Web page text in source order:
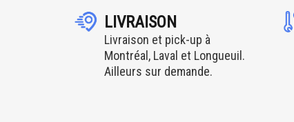
LIVRAISON
Livraison et pick-up à
Montréal, Laval et Longueuil.
Ailleurs sur demande.